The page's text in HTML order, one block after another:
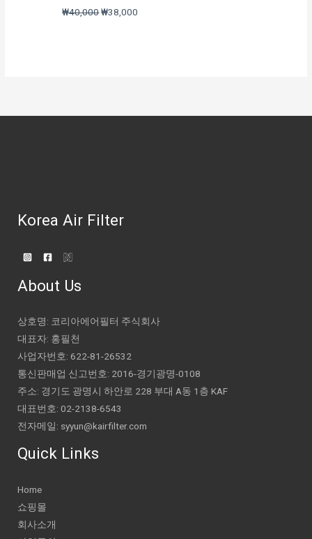
₩40,000₩38,000
Korea Air Filter
About Us
상호명: 코리아에어필터 주식회사
대표자: 홍필천
사업자번호: 622-81-26532
통신판매업 신고번호: 2016-경기광명-0108
주소: 경기도 광명시 하안로 228 부대 A동 1층 KAF
대표번호: 02-2138-6543
전자메일: syyun@kairfilter.com
Quick Links
Home
쇼핑몰
회사소개